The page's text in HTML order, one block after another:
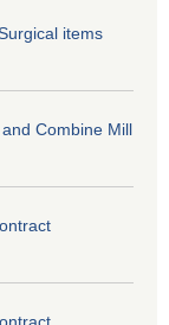
items
Combine Mill